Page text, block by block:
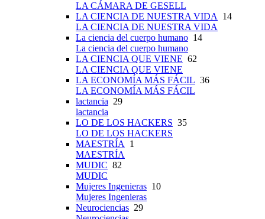
LA CÁMARA DE GESELL
LA CIENCIA DE NUESTRA VIDA 14
LA CIENCIA DE NUESTRA VIDA
La ciencia del cuerpo humano 14
La ciencia del cuerpo humano
LA CIENCIA QUE VIENE 62
LA CIENCIA QUE VIENE
LA ECONOMÍA MÁS FÁCIL 36
LA ECONOMÍA MÁS FÁCIL
lactancia 29
lactancia
LO DE LOS HACKERS 35
LO DE LOS HACKERS
MAESTRÍA 1
MAESTRÍA
MUDIC 82
MUDIC
Mujeres Ingenieras 10
Mujeres Ingenieras
Neurociencias 29